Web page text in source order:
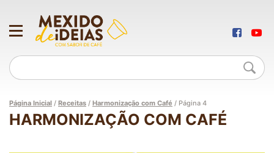
Página Inicial / Receitas / Harmonização com Café / Página 4
HARMONIZAÇÃO COM CAFÉ